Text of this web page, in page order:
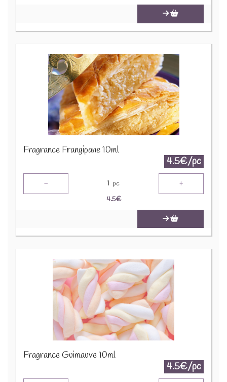
Fragrance Frangipane 10ml
4.5€/pc
- 1 pc +
4.5€
Fragrance Guimauve 10ml
4.5€/pc